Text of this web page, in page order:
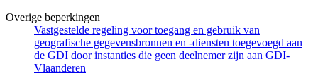
Overige beperkingen
Vastgestelde regeling voor toegang en gebruik van
geografische gegevensbronnen en -diensten toegevoegd aan
de GDI door instanties die geen deelnemer zijn aan GDI-
Vlaanderen